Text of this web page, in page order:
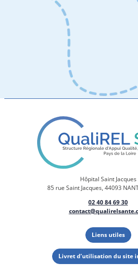
Hôpital Saint Jacques
85 rue Saint Jacques, 44093
02 40 84 69 30
Liens utiles
Livret d’utilisation du site